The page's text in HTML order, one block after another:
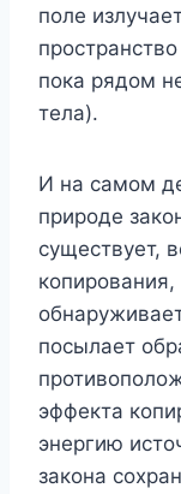
поле
пока рядом
тела).
И на самом
природе
существует,
посылает
эффекта
энергию
закона